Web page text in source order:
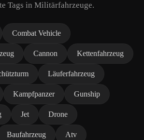
Tags in Militärfahrzeuge.
Combat Vehicle
Cannon Kettenfahrzeug
Läuferfahrzeug
Kampfpanzer Gunship
Jet Drone
Baufahrzeug Atv